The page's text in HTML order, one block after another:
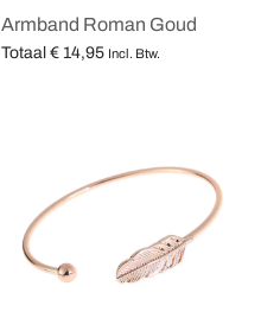
Armband Roman Goud
Totaal € 14,95 Incl. Btw.